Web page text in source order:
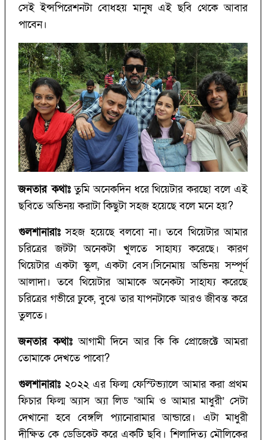
সেই ইন্সপিরেশনটা বোধহয় মানুষ এই ছবি থেকে আবার
পাবেন।
জনতার কথাঃতুমি অনেকদিন ধরে থিয়েটার করছো বলে এই
ছবিতে অভিনয় করাটা কিছুটা সহজ হয়েছে বলে মনে হয়?
গুলশানারাঃসহজ হয়েছে বলবো না। তবে থিয়েটার আমার
চরিত্রের জটটা অনেকটা খুলতে সাহায্য করেছে। কারণ
থিয়েটার একটা স্কুল, একটা বেস।সিনেমায় অভিনয় সম্পূর্ণ
আলাদা। তবে থিয়েটার আমাকে অনেকটা সাহায্য করেছে
চরিত্রের গভীরে ঢুকে, বুঝে তার যাপনটাকে আরও জীবন্ত করে
তুলতে।
জনতার কথাঃআগামী দিনে আর কি কি প্রোজেক্টে আমরা
তোমাকে দেখতে পাবো?
গুলশানারাঃ২০২২ এর ফিল্ম ফেস্টিভ্যালে আমার করা প্রথম
ফিচার ফিল্ম অ্যাস অ্যা লিড ‘আমি ও আমার মাধুরী’ সেটা
দেখানো হবে বেঙ্গলি প্যানোরামার আন্ডারে। এটা মাধুরী
দীক্ষিত কে ডেডিকেট করে একটি ছবি। শিলাদিত্য মৌলিকের